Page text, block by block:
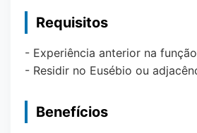
Requisitos
- Experiência anterior na
- Residir no Eusébio ou
Benefícios